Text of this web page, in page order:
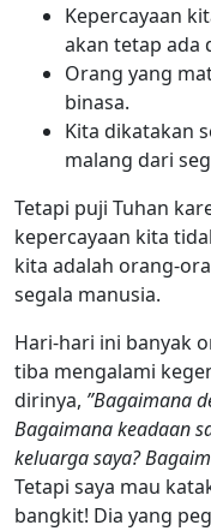
Kepercayaan
akan tetap ada
Orang yang
binasa.
Kita dikatakan
malang dari
Tetapi puji Tuhan
kepercayaan kita
kita adalah orang-
segala manusia.
Hari-hari ini banyak
tiba mengalami
dirinya, ”Bagaimana
Bagaimana keadaan
keluarga saya?
Tetapi saya mau
bangkit! Dia yang